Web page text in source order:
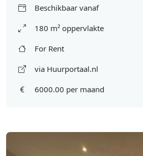
Beschikbaar vanaf
180 m² oppervlakte
For Rent
via Huurportaal.nl
6000.00 per maand